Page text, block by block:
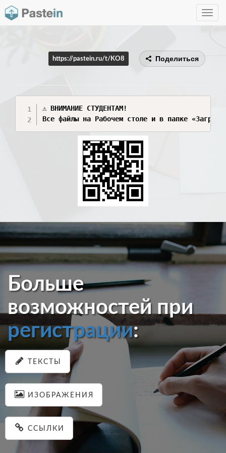
Toggle
https://pastein.ru/t/KO8 Поделиться
⚠️ ВНИМАНИЕ СТУДЕНТАМ!
Больше
возможностей при
регистрации:
ТЕКСТЫ
ИЗОБРАЖЕНИЯ
ССЫЛКИ